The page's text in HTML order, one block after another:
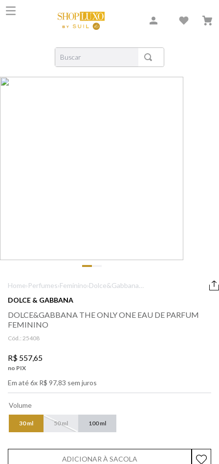
Buscar
Home›Perfumes›Feminino›Dolce&Gabbana
Feminino
DOLCE & GABBANA
DOLCE&GABBANA THE ONLY ONE EAU DE PARFUM
FEMININO
Cód.: 25408
R$ 557,65
no PIX
Em até6x R$ 97,83 sem juros
Volume
30 ml 50 ml 100 ml
ADICIONAR À SACOLA